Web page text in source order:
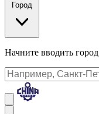
Город
Начните вводить город